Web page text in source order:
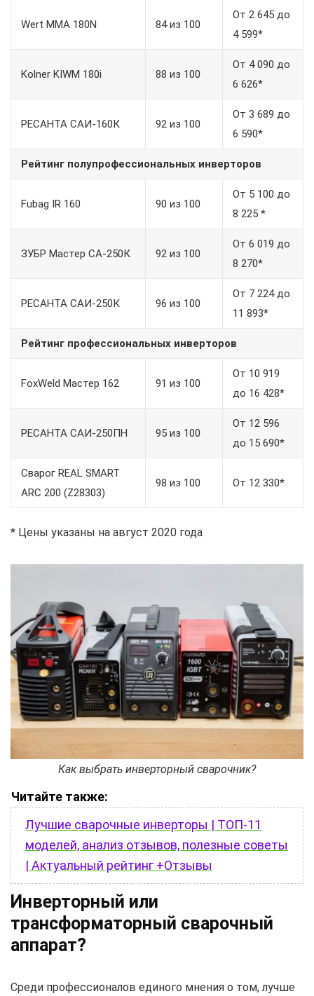
Wert MMA 180N 84 из 100
От 2 645 до
4 599*
Kolner KIWM 180i 88 из 100
От 4 090 до
6 626*
РЕСАНТА САИ-160К 92 из 100
От 3 689 до
6 590*
Рейтинг полупрофессиональных инверторов
Fubag IR 160 90 из 100
От 5 100 до
8 225 *
ЗУБР Мастер СА-250К 92 из 100
От 6 019 до
8 270*
РЕСАНТА САИ-250К 96 из 100
От 7 224 до
11 893*
Рейтинг профессиональных инверторов
FoxWeld Мастер 162 91 из 100
От 10 919
до 16 428*
РЕСАНТА САИ-250ПН 95 из 100
От 12 596
до 15 690*
Сварог REAL SMART
ARC 200 (Z28303)
98 из 100 От 12 330*
* Цены указаны на август 2020 года
Как выбрать инверторный сварочник?
Читайте также:
Лучшие сварочные инверторы | ТОП-11
моделей, анализ отзывов, полезные советы
| Актуальный рейтинг +Отзывы
Инверторный или
трансформаторный сварочный
аппарат?
Среди профессионалов единого мнения о том, лучше